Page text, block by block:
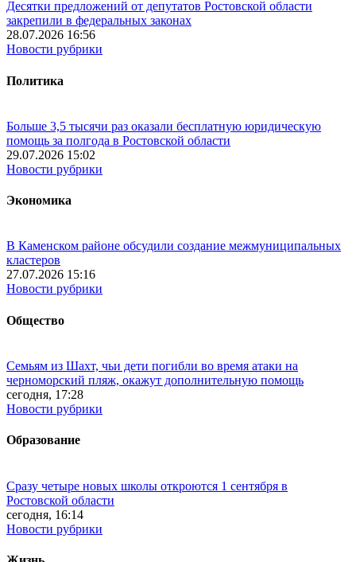
Десятки предложений от депутатов Ростовской области
закрепили в федеральных законах
28.07.2026 16:56
Новости рубрики
Политика
Больше 3,5 тысячи раз оказали бесплатную юридическую
помощь за полгода в Ростовской области
29.07.2026 15:02
Новости рубрики
Экономика
В Каменском районе обсудили создание межмуниципальных
кластеров
27.07.2026 15:16
Новости рубрики
Общество
Семьям из Шахт, чьи дети погибли во время атаки на
черноморский пляж, окажут дополнительную помощь
сегодня, 17:28
Новости рубрики
Образование
Сразу четыре новых школы откроются 1 сентября в
Ростовской области
сегодня, 16:14
Новости рубрики